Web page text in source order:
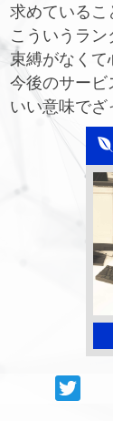
求めているこ
こういうラ
束縛がなくて
今後のサービ
いい意味でざ